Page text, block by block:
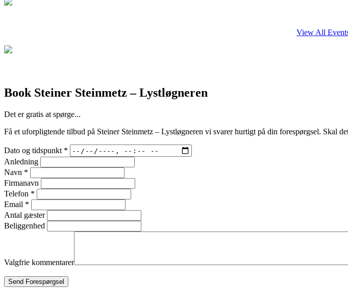
View All
Book Steiner Steinmetz – Lystløgneren
Det er gratis at spørge...
Få et uforpligtende tilbud på Steiner Steinmetz – Lystløgneren vi svarer hurtigt på din forespørgsel. Skal
Dato og tidspunkt *
Anledning
Navn *
Firmanavn
Telefon *
Email *
Antal gæster
Beliggenhed
Valgfrie kommentarer
Send Forespørgsel